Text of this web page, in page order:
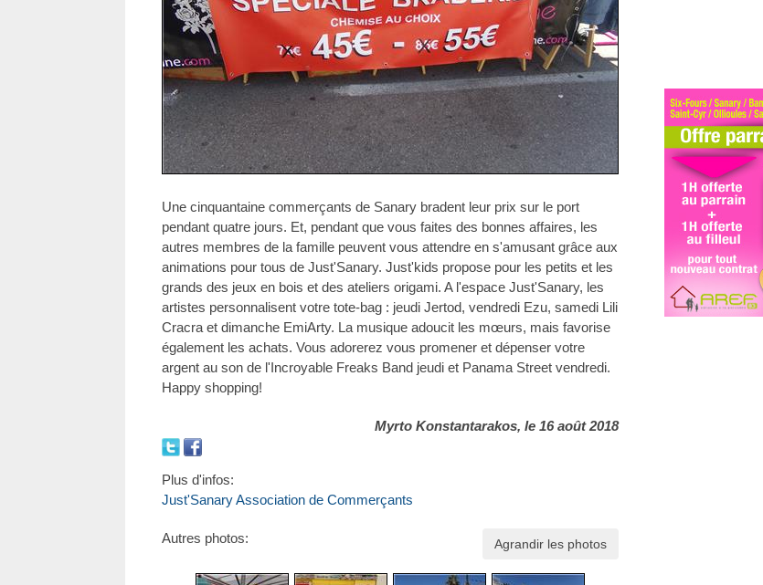
Une cinquantaine commerçants de Sanary bradent leur prix sur le port
pendant quatre jours. Et, pendant que vous faites des bonnes affaires, les
autres membres de la famille peuvent vous attendre en s'amusant grâce aux
animations pour tous de Just'Sanary. Just'kids propose pour les petits et les
grands des jeux en bois et des ateliers origami. A l'espace Just'Sanary, les
artistes personnalisent votre tote-bag : jeudi Jertod, vendredi Ezu, samedi Lili
Cracra et dimanche EmiArty. La musique adoucit les mœurs, mais favorise
également les achats. Vous adorerez vous promener et dépenser votre
argent au son de l'Incroyable Freaks Band jeudi et Panama Street vendredi.
Happy shopping!
Myrto Konstantarakos, le 16 août 2018
Plus d'infos:
Just'Sanary Association de Commerçants
Agrandir les photos
Autres photos: